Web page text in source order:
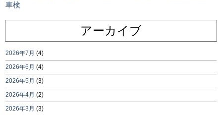
車検
アーカイブ
2026年7月 (4)
2026年6月 (4)
2026年5月 (3)
2026年4月 (2)
2026年3月 (3)